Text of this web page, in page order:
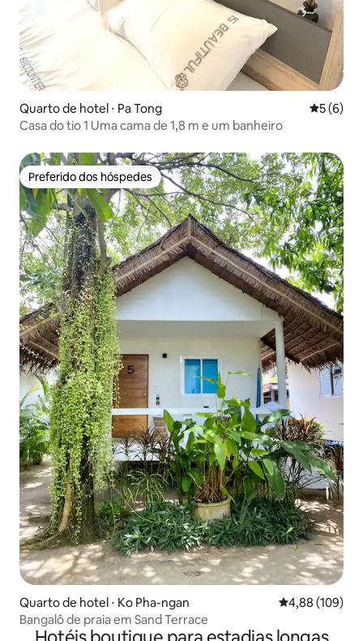
Quarto de hotel ⋅ Pa Tong 5 de
5 (6)
Casa do tio 1 Uma cama de 1,8 m e um banheiro
Preferido dos hóspedes
Preferido dos hóspedes
Quarto de hotel ⋅ Ko Pha-ngan 4,88 de uma
4,88 (109)
Bangalô de praia em Sand Terrace